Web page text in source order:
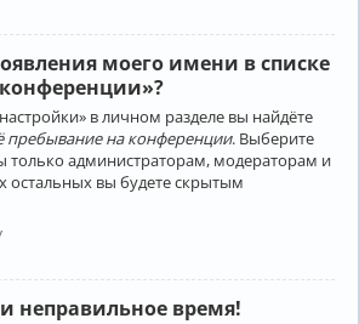
моего имени в списке
в личном разделе вы найдёте
пребывание на конференции. Выберите
только администраторам, модераторам и
остальных вы будете скрытым
неправильное время!